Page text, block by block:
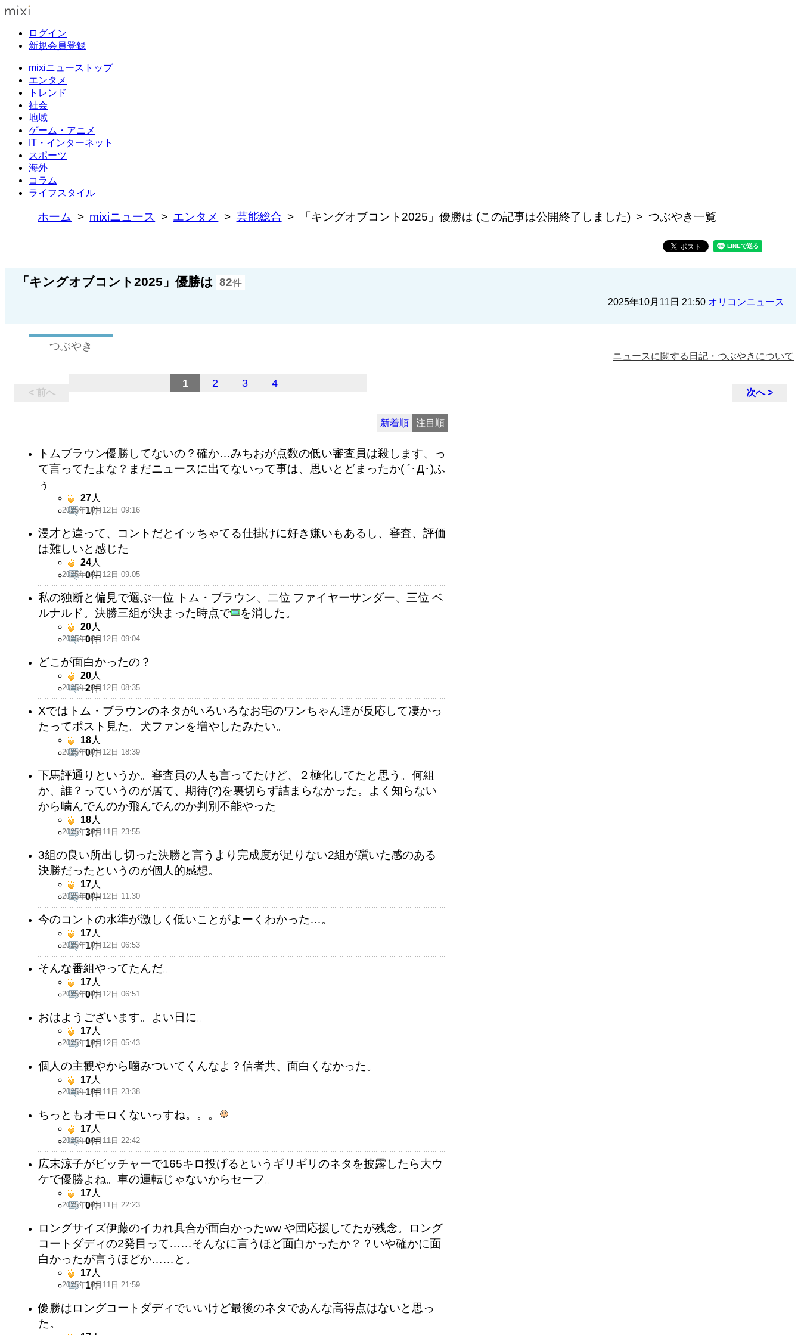
ログイン
新規会員登録
mixiニューストップ
エンタメ
トレンド
社会
地域
ゲーム・アニメ
IT・インターネット
スポーツ
海外
コラム
ライフスタイル
ホーム mixiニュース エンタメ 芸能総合 「キングオブコント2025」優勝は (この記事は公開終了しました) つぶやき一覧
「キングオブコント2025」優勝は 82件
2025年10月11日 21:50 オリコンニュース
つぶやき
ニュースに関する日記・つぶやきについて
< 前へ
1 2 3 4
次へ >
新着順 注目順
トムブラウン優勝してないの？確か…みちおが点数の低い審査員は殺します、っ
て言ってたよな？まだニュースに出てないって事は、思いとどまったか( ´･Д･)ふ
ぅ
2025年10月12日 09:16
27人
1件
漫才と違って、コントだとイッちゃてる仕掛けに好き嫌いもあるし、審査、評価
は難しいと感じた
2025年10月12日 09:05
24人
0件
私の独断と偏見で選ぶ一位 トム・ブラウン、二位 ファイヤーサンダー、三位 ベ
ルナルド。決勝三組が決まった時点で
を消した。
2025年10月12日 09:04
20人
0件
どこが面白かったの？
2025年10月12日 08:35
20人
2件
Xではトム・ブラウンのネタがいろいろなお宅のワンちゃん達が反応して凄かっ
たってポスト見た。犬ファンを増やしたみたい。
2025年10月12日 18:39
18人
0件
下馬評通りというか。審査員の人も言ってたけど、２極化してたと思う。何組
か、誰？っていうのが居て、期待(?)を裏切らず詰まらなかった。よく知らない
から噛んでんのか飛んでんのか判別不能やった
2025年10月11日 23:55
18人
3件
3組の良い所出し切った決勝と言うより完成度が足りない2組が躓いた感のある
決勝だったというのが個人的感想。
2025年10月12日 11:30
17人
0件
今のコントの水準が激しく低いことがよーくわかった…。
2025年10月12日 06:53
17人
1件
そんな番組やってたんだ。
2025年10月12日 06:51
17人
0件
おはようございます。よい日に。
2025年10月12日 05:43
17人
1件
個人の主観やから噛みついてくんなよ？信者共、面白くなかった。
2025年10月11日 23:38
17人
1件
ちっともオモロくないっすね。。。
2025年10月11日 22:42
17人
0件
広末涼子がピッチャーで165キロ投げるというギリギリのネタを披露したら大ウ
ケで優勝よね。車の運転じゃないからセーフ。
2025年10月11日 22:23
17人
0件
ロングサイズ伊藤のイカれ具合が面白かったww や団応援してたが残念。ロング
コートダディの2発目って……そんなに言うほど面白かったか？？いや確かに面
白かったが言うほどか……と。
2025年10月11日 21:59
17人
1件
優勝はロングコートダディでいいけど最後のネタであんな高得点はないと思っ
た。